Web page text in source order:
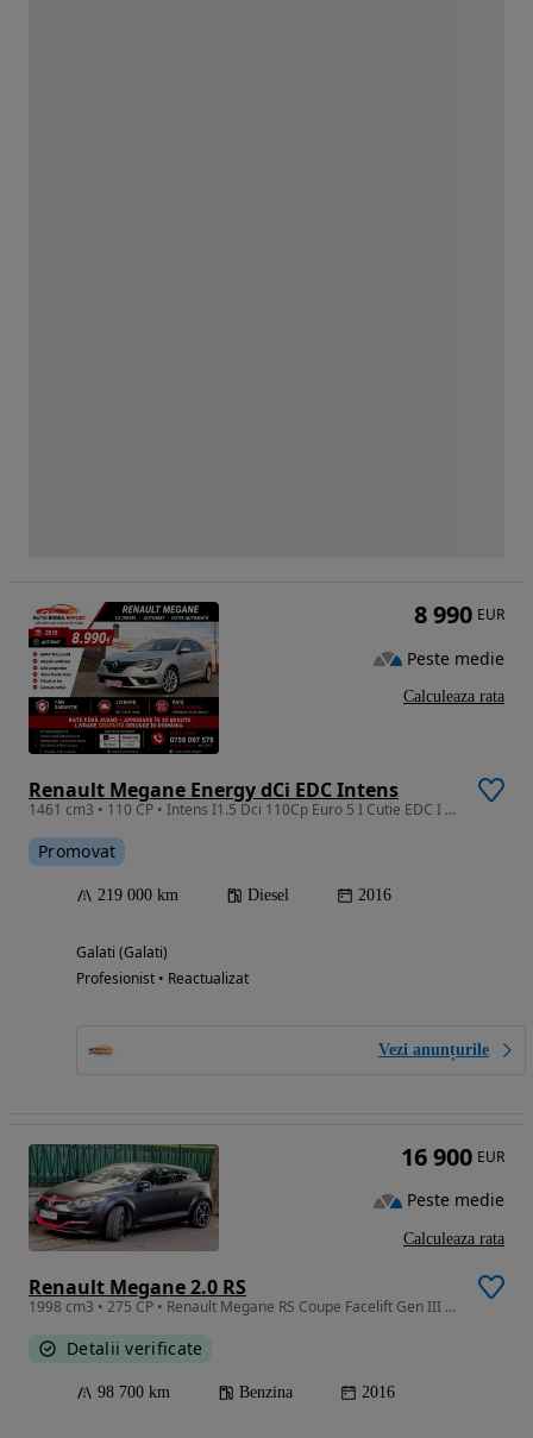
Renault Megane Energy dCi EDC Intens
1461 cm3 • 110 CP • Intens I1.5 Dci 110Cp Euro 5 I Cutie EDC I Navi I Rate Auto Fara Avans
Promovat
219 000 km Diesel 2016
Galati (Galati)
Profesionist • Reactualizat
Vezi anunțurile
8 990 EUR
Peste medie
Calculeaza rata
Renault Megane 2.0 RS
1998 cm3 • 275 CP • Renault Megane RS Coupe Facelift Gen III 273 CP | Panorama | Stock | I
Detalii verificate
98 700 km Benzina 2016
16 900 EUR
Peste medie
Calculeaza rata